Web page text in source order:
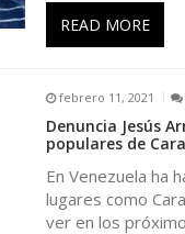
READ MORE
febrero 11, 2021
Denuncia Jesús
populares de
En Venezuela ha
lugares como
ver en los